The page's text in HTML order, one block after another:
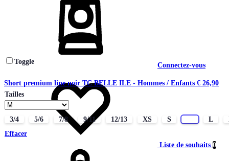
Connectez-vous
Liste de souhaits 0
Toggle
Short premium line noir TC BELLE ILE - Hommes / Enfants € 26,90
Tailles
3/4 5/6 7/8 9/11 12/13 XS S L
Effacer